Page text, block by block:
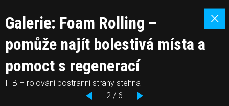
Galerie: Foam Rolling –
pomůže najít bolestivá místa a
pomoct s regenerací
ITB – rolování postranní strany stehna
2 / 6